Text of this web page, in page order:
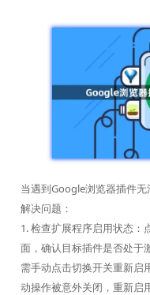
当遇到Google浏览器插件
解决问题：
1. 检查扩展程序启用状态：
面，确认目标插件是否处于
需手动点击切换开关重新启
动操作被意外关闭，重新启